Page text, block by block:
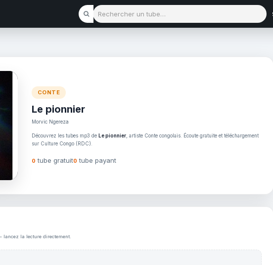
Rechercher un tube
CONTE
Le pionnier
Morvic Ngereza
Découvrez les tubes mp3 de Le pionnier , artiste Conte congolais. Écoute gratuite et téléchargement
sur Culture Congo (RDC).
0 tube gratuit0 tube payant
lancez la lecture directement.